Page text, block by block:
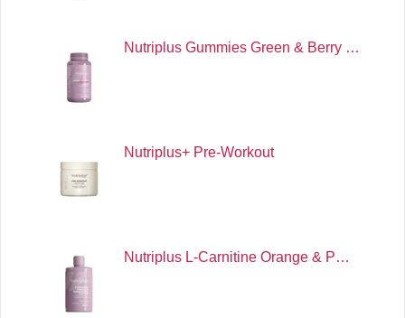
Nutriplus Gummies Green & Berry …
Nutriplus+ Pre-Workout
Nutriplus L-Carnitine Orange & P…